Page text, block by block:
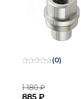
(0)
1 180 ₽
885 ₽